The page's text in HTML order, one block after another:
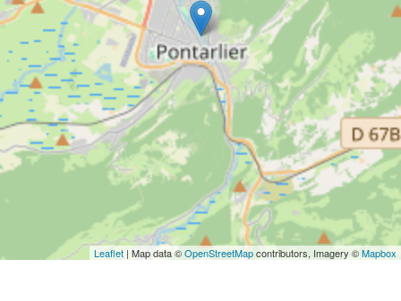
Leaflet | Map data ©OpenStreetMapcontributors, Imagery ©Mapbox